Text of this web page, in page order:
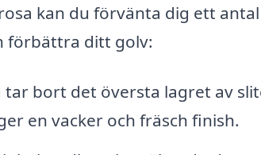
kan du förvänta dig ett antal
förbättra ditt golv:
tar bort det översta lagret av
en vacker och fräsch finish.